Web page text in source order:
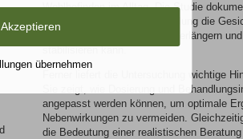
Wohlbefinden im Alltag. Die Studie
durch die wiederholte Behandlung die
anpasst, was die Wirkdauer verlängern
stabilisieren kann.
Ferner liefert die Untersuchung wichtige
Sie zeigt, wie Dosierung und
angepasst werden können, um optimale
Nebenwirkungen zu vermeiden.
die Bedeutung einer realistischen
Akzeptieren
übernehmen